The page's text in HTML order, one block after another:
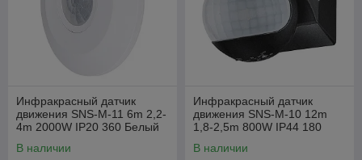
Инфракрасный датчик
движения SNS-M-11 6m 2,2-
4m 2000W IP20 360 Белый
В наличии
Инфракрасный датчик
движения SNS-M-10 12m
1,8-2,5m 800W IP44 180
В наличии